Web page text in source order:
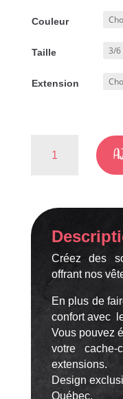
Couleur
Taille
Extension
on
a
problème
vraiment
Créez des
offrant nos
En plus de
confort avec
Vous pouvez
votre
extensions.
Design
Québec.